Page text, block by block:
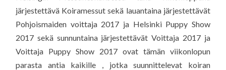
järjestettävä Koiramessut sekä lauantaina järjestettävät
Pohjoismaiden voittaja 2017 ja Helsinki Puppy Show
2017 sekä sunnuntaina järjestettävät Voittaja 2017 ja
Voittaja Puppy Show 2017 ovat tämän viikonlopun
parasta antia kaikille , jotka suunnittelevat koiran